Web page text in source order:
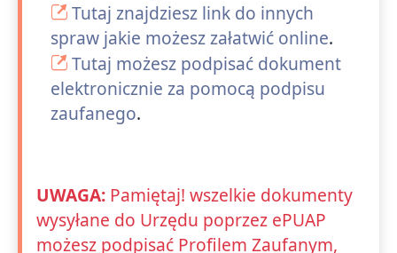
Tutaj znajdziesz link do innych
spraw jakie możesz załatwić online.
Tutaj możesz podpisać dokument
elektronicznie za pomocą podpisu
zaufanego.
UWAGA: Pamiętaj! wszelkie dokumenty
wysyłane do Urzędu poprzez ePUAP
możesz podpisać Profilem Zaufanym,